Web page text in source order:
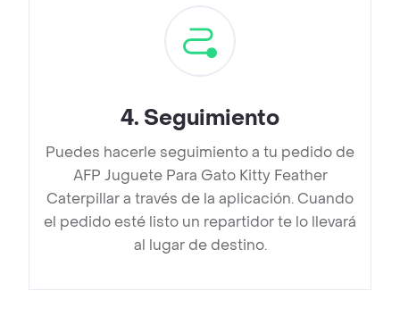
4. Seguimiento
Puedes hacerle seguimiento a tu pedido de
AFP Juguete Para Gato Kitty Feather
Caterpillar a través de la aplicación. Cuando
el pedido esté listo un repartidor te lo llevará
al lugar de destino.